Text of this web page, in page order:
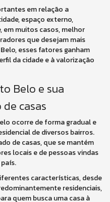
em relação a
espaço externo,
em muitos casos, melhor
que desejam mais
esses fatores ganham
da cidade e à valorização
Belo e sua
casas
ocorre de forma gradual e
de diversos bairros.
de casas, que se mantém
locais e de pessoas vindas
características, desde
residenciais,
quem busca uma casa à